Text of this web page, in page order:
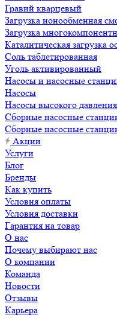
Гравий кварцевый
Загрузка ионообменная
Загрузка
Каталитическая загрузка
Соль таблетированная
Уголь активированный
Насосы и насосные
Насосы
Насосы высокого давления
Сборные насосные
Сборные насосные
Акции
Услуги
Блог
Бренды
Как купить
Условия оплаты
Условия доставки
Гарантия на товар
О нас
Почему выбирают нас
О компании
Команда
Новости
Отзывы
Карьера